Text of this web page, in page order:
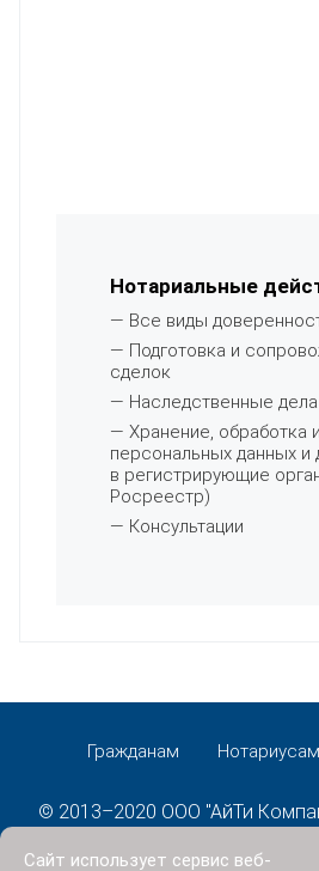
Нотариальные
— Все виды
— Подготовка и
сделок
— Наследственные дела
— Хранение, обработка
персональных данных и
в регистрирующие
Росреестр)
— Консультации
Гражданам Нотариусам
© 2013–2020 ООО "АйТи
Сайт использует сервис веб-